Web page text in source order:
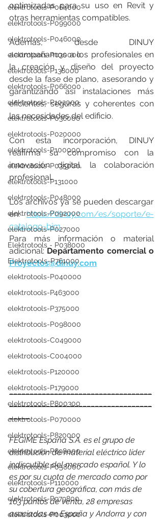
elektrotools-P064000
elektrotools-P099000
elektrotools-P046000
elektrotools-P030000
elektrotools-P138000
elektrotools-P066000
elektrotools-P102000
elektrotools-P036000
elektrotools-P020000
elektrotools-P100000
elektrotools-P035000
elektrotools-P131000
elektrotools-P048000
elektrotools-P092000
elektrotools-P027000
Elektrotools - P038000
Elektrotools-P761000
elektrotools-P040000
elektrotools-P463000
elektrotools-P375000
elektrotools-P098000
elektrotools-C049000
elektrotools-C004000
elektrotools-P120000
elektrotools-P179000
elektrotools-P800300
elektrotools-P070000
elektrotools-P820000
elektrotools-P898000
elektrotools-P058000
elektrotools-P110000
elektrotools-P979800
elektrotools-P003000
optimizadas para su uso en Revit y
otras herramientas compatibles.
Además, desde DINUY
acompañamos a los profesionales en
la creación y diseño del proyecto
desde la fase de plano, asesorando y
garantizando así instalaciones más
eficientes, seguras y coherentes con
las necesidades del edificio.
Con esta incorporación, DINUY
reafirma su compromiso con la
innovación digital, la colaboración
profesional.
Los archivos ya se pueden descargar
en: https://dinuy.com/es/soporte/e-
catalogo-bim
Para más información o material
adicional:
Proyectos@dinuy.com
___________________________________
___________________________________
_____
FEGIME España S.A. es el grupo de
distribución de material eléctrico líder
indiscutible del mercado español. Y lo
es por su cuota de mercado como por
su cobertura geográfica, con más de
163 puntos de venta, 28 empresas
asociadas en España y Andorra y con